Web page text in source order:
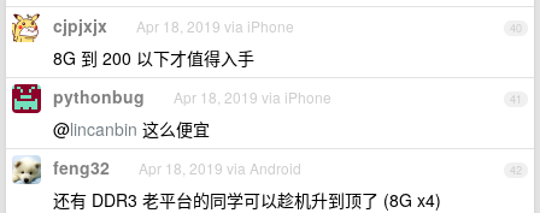
40
cjpjxjx Apr 18, 2019 via iPhone
8G 到 200 以下才值得入手
41
pythonbug Apr 18, 2019 via iPhone
@lincanbin 这么便宜
42
feng32 Apr 18, 2019 via Android
还有 DDR3 老平台的同学可以趁机升到顶了 (8G x4)